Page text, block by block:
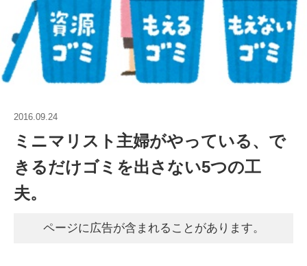
2016.09.24
ミニマリスト主婦がやっている、で
きるだけゴミを出さない5つの工
夫。
ページに広告が含まれることがあります。